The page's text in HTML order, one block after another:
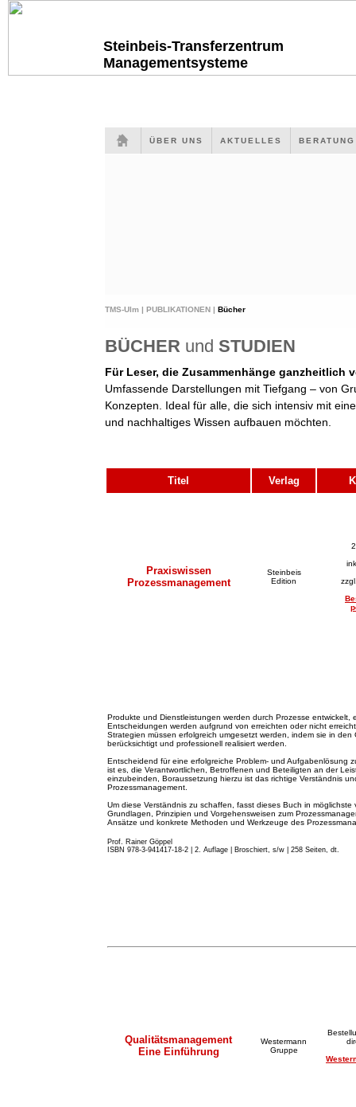
Steinbeis-Transferzentrum
Managementsysteme
ÜBER UNS AKTUELLES
TMS-Ulm | PUBLIKATIONEN | Bücher
BÜCHER und STUDIEN
Für Leser, die Zusammenhänge ganzheitlich
Umfassende Darstellungen mit Tiefgang – von
Konzepten. Ideal für alle, die sich intensiv mit
und nachhaltiges Wissen aufbauen möchten.
Titel Verlag
Praxiswissen
Prozessmanagement
Steinbeis
Edition
Produkte und Dienstleistungen werden durch Prozesse entwickelt,
Entscheidungen werden aufgrund von erreichten oder nicht
Strategien müssen erfolgreich umgesetzt werden, indem sie in
berücksichtigt und professionell realisiert werden.
Entscheidend für eine erfolgreiche Problem- und Aufgabenlösung
ist es, die Verantwortlichen, Betroffenen und Beteiligten an der
einzubeinden, Boraussetzung hierzu ist das richtige Verständnis
Prozessmanagement.
Um diese Verständnis zu schaffen, fasst dieses Buch in möglichste
Grundlagen, Prinzipien und Vorgehensweisen zum
Ansätze und konkrete Methoden und Werkzeuge des
Prof. Rainer Göppel
ISBN 978-3-941417-18-2 | 2. Auflage Broschiert, s/w | 258 Seiten, dt.
Qualitätsmanagement
Eine Einführung
Westermann
Gruppe